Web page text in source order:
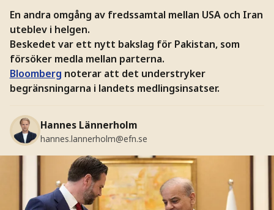
En andra omgång av fredssamtal mellan USA och Iran
uteblev i helgen.
Beskedet var ett nytt bakslag för Pakistan, som
försöker medla mellan parterna.
Bloomberg noterar att det understryker
begränsningarna i landets medlingsinsatser.
Hannes Lännerholm
hannes.lannerholm@efn.se